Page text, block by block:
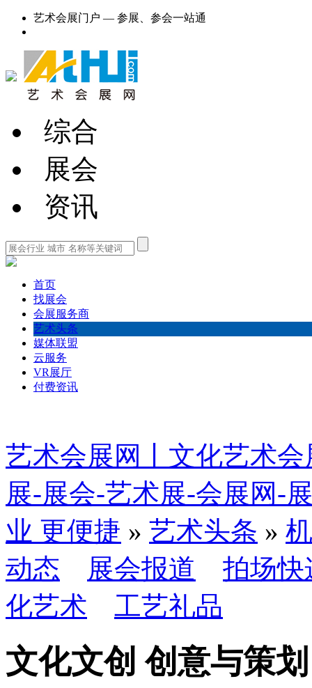
艺术会展门户 — 参展、参会一站通
综合
展会
资讯
首页
找展会
会展服务商
艺术头条
媒体联盟
云服务
VR展厅
付费资讯
艺术会展网丨文化艺术
展-展会-艺术展-会展网-
业 更便捷 » 艺术头条 »
动态
展会报道
拍场快
化艺术
工艺礼品
文化文创 创意与策